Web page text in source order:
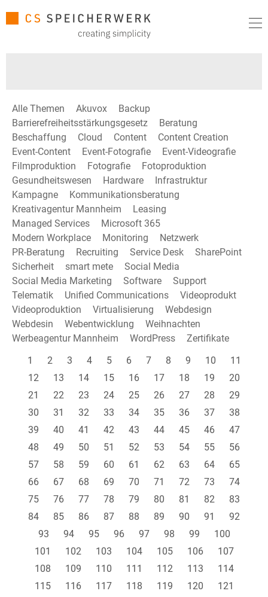
Alle Themen Akuvox
Backup
Barrierefreiheitsstärkungsgesetz
Beratung
Beschaffung
Cloud Content
Content Creation
Event-Content
Event-Fotografie
Event-Videografie
Filmproduktion
Fotografie
Fotoproduktion
Gesundheitswesen
Hardware
Infrastruktur
Kampagne
Kommunikationsberatung
Kreativagentur Mannheim
Leasing
Managed Services
Microsoft 365
Modern Workplace
Monitoring
Netzwerk
PR-Beratung
Recruiting Service Desk
SharePoint
Sicherheit
smart mete
Social Media
Social Media Marketing
Software
Support
Telematik
Unified Communications
Videoprodukt
Videoproduktion
Virtualisierung
Webdesign
Webdesin
Webentwicklung
Weihnachten
Werbeagentur Mannheim
WordPress
Zertifikate
1
2 3 4 5 6 7 8 9 10
11
12
13 14 15 16 17 18 19
20
21
22 23 24 25 26 27 28
29
30
31 32 33 34 35 36 37
38
39
40 41 42 43 44 45 46
47
48
49 50 51 52 53 54 55
56
57
58 59 60 61 62 63 64
65
66
67 68 69 70 71 72 73
74
75
76 77 78 79 80 81 82
83
84
85 86 87 88 89 90 91
92
93
94 95 96 97 98 99
100
101
102 103 104 105 106
107
108
109 110 111 112 113
114
115
116 117 118 119 120
121